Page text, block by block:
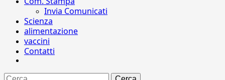
Invia Comunicati
Scienza
alimentazione
vaccini
Contatti
Ricerca